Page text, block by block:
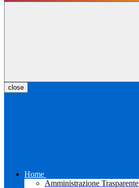
close
Home
Amministrazione Trasparente